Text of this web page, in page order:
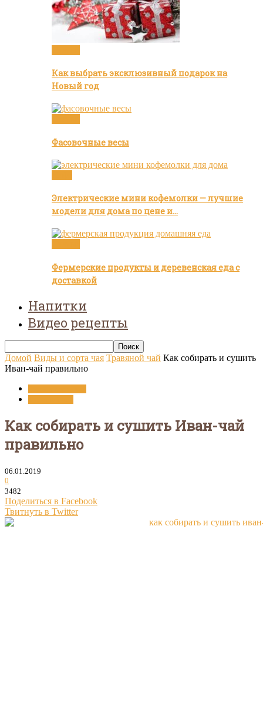
Как выбрать эксклюзивный подарок на
Новый год
Фасовочные весы
Электрические мини кофемолки — лучшие
модели для дома по цене и…
Фермерские продукты и деревенская еда с
доставкой
Напитки
Видео рецепты
Домой Виды и сорта чая Травяной чай Как собирать и сушить
Иван-чай правильно
Как собирать и сушить Иван-чай
правильно
06.01.2019
0
3482
Поделиться в Facebook
Твитнуть в Twitter